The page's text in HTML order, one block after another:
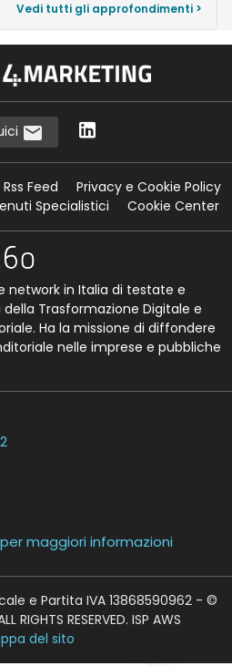
Vedi tutti gli approfondimenti >
Rss Feed
Privacy e Cookie Policy
Specialistici
Cookie Center
network in Italia di testate e
Trasformazione Digitale e
Ha la missione di diffondere
nelle imprese e pubbliche
maggiori informazioni
e Partita IVA 13868590962 - ©
RIGHTS RESERVED. ISP AWS
del sito